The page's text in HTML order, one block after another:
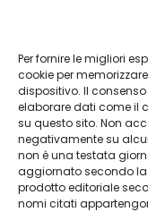
Per fornire le migliori
cookie per
dispositivo. Il
elaborare dati come il
su questo sito. Non
negativamente su
non è una testata
aggiornato secondo la
prodotto editoriale
nomi citati
Vendita Tudor
modelli usati
Lug 8, 2026